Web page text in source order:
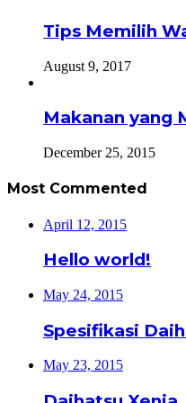
Tips Memilih
August 9, 2017
Makanan yang
December 25, 2015
Most Commented
April 12, 2015
Hello world!
May 24, 2015
Spesifikasi
May 23, 2015